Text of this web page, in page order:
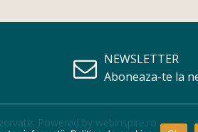
NEWSLETTER
Aboneaza-te la
Powered by webinspire.ro